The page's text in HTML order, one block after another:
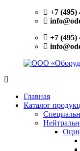
+7 (495)
+7 (495)
«Оборудование
общепита»
нейтрального
оборудования.
Поставки
теплового,
электромеханического
Главная
Каталог